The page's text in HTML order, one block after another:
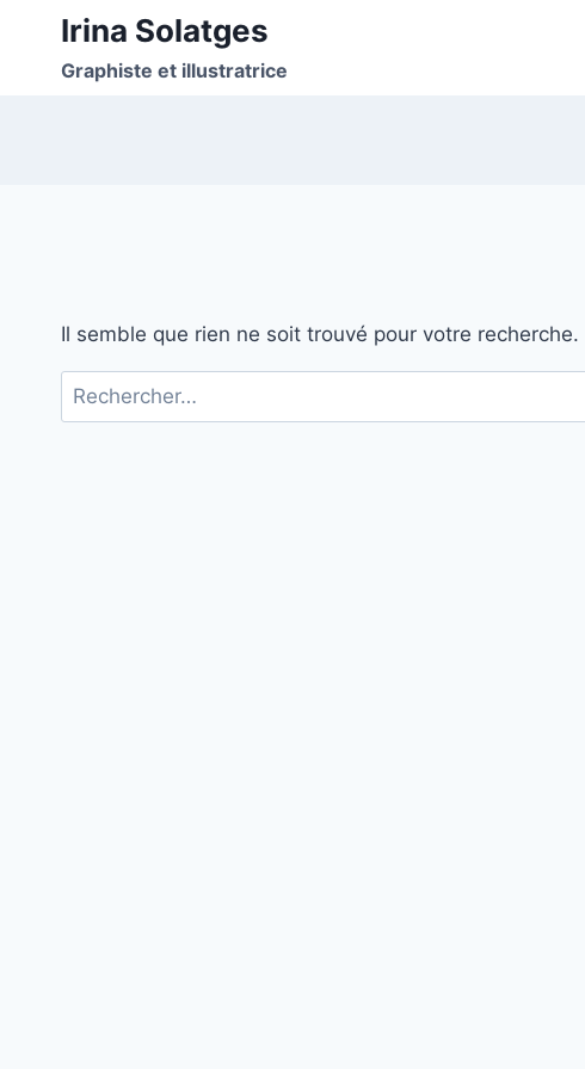
contenu
Irina Solatges
Graphiste et illustratrice
Il semble que rien ne soit trouvé pour votre recherche.
Rechercher :